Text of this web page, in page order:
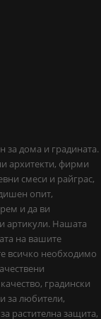
за дома и градината.
архитекти, фирми
смеси и райграс,
опит,
и да ви
артикули. Нашата
на вашите
всичко необходимо
градински
за любители,
растителна защита,